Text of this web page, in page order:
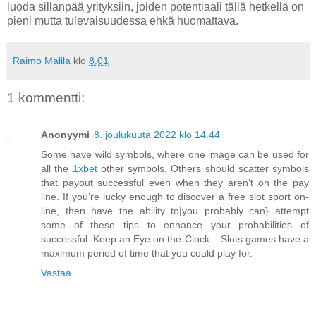
luoda sillanpää yrityksiin, joiden potentiaali tällä hetkellä on
pieni mutta tulevaisuudessa ehkä huomattava.
Raimo Malila klo 8.01
1 kommentti:
Anonyymi 8. joulukuuta 2022 klo 14.44
Some have wild symbols, where one image can be used for
all the 1xbetother symbols. Others should scatter symbols
that payout successful even when they aren’t on the pay
line. If you’re lucky enough to discover a free slot sport on-
line, then have the ability to|you probably can} attempt
some of these tips to enhance your probabilities of
successful. Keep an Eye on the Clock – Slots games have a
maximum period of time that you could play for.
Vastaa